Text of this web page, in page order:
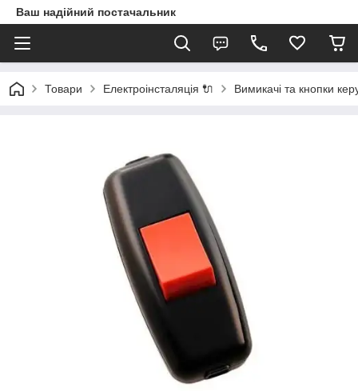
Ваш надійний постачальник
Товари Електроінсталяція 🔌 Вимикачі та кнопки